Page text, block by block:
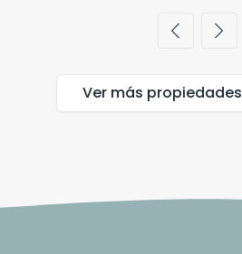
chevron_left chevron_right
Ver más propiedades